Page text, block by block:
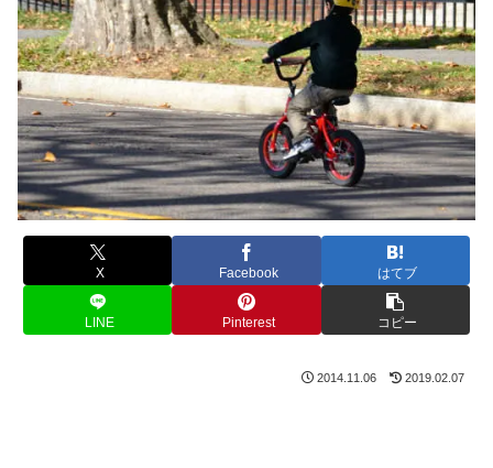
X Facebook はてブ
LINE Pinterest コピー
2014.11.06 2019.02.07